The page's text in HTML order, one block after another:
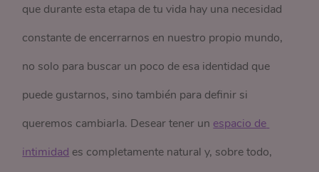
que durante esta etapa de tu vida hay una necesidad
constante de encerrarnos en nuestro propio mundo,
no solo para buscar un poco de esa identidad que
puede gustarnos, sino también para definir si
queremos cambiarla. Desear tener un espacio de
intimidad es completamente natural y, sobre todo,